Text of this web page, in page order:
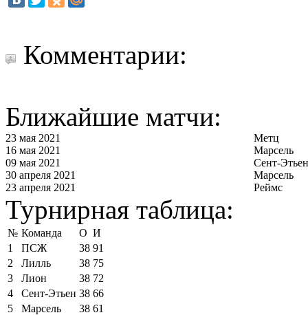
Комментарии:
Ближайшие матчи:
23 мая 2021
Метц
16 мая 2021
Марсель
09 мая 2021
Сент-Этьен
30 апреля 2021
Марсель
23 апреля 2021
Реймс
Турнирная таблица:
№ Команда О И
1
ПСЖ 38 91
2
Лилль 38 75
3
Лион 38 72
4
Сент-Этьен 38 66
5
Марсель 38 61